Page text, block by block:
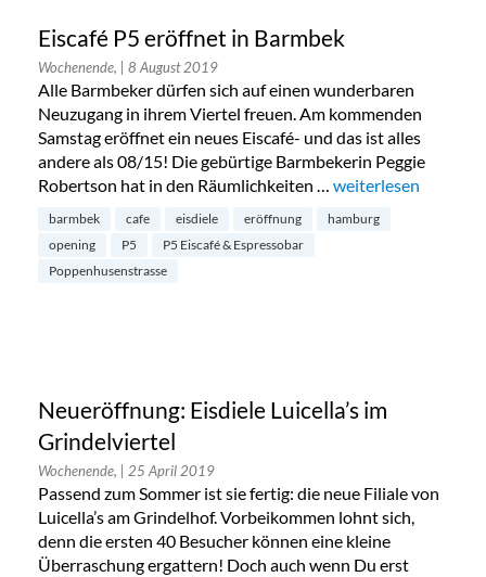
Eiscafé P5 eröffnet in Barmbek
Wochenende, | 8 August 2019
Alle Barmbeker dürfen sich auf einen wunderbaren
Neuzugang in ihrem Viertel freuen. Am kommenden
Samstag eröffnet ein neues Eiscafé- und das ist alles
andere als 08/15! Die gebürtige Barmbekerin Peggie
Robertson hat in den Räumlichkeiten … „Eiscafé P5 eröffnet
weiterlesen
barmbek cafe eisdiele eröffnung
hamburg
opening
P5
P5 Eiscafé & Espressobar
Poppenhusenstrasse
Neueröffnung: Eisdiele Luicella’s im
Grindelviertel
Wochenende, | 25 April 2019
Passend zum Sommer ist sie fertig: die neue Filiale von
Luicella’s am Grindelhof. Vorbeikommen lohnt sich,
denn die ersten 40 Besucher können eine kleine
Überraschung ergattern! Doch auch wenn Du erst